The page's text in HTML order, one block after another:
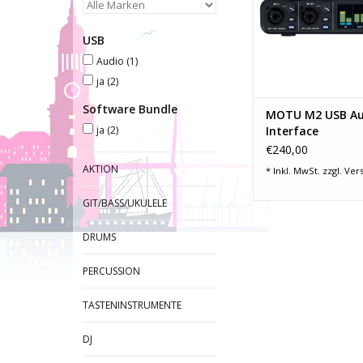
USB
Audio (1)
ja (2)
Software Bundle
ja (2)
AKTION
GIT/BASS/UKULELE
DRUMS
PERCUSSION
TASTENINSTRUMENTE
DJ
mm Combo
ZUM WARENKORB
MOTU M2 USB
Interface
€240,00
* Inkl. MwSt. zzgl.